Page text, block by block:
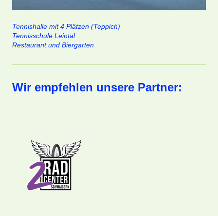
Tennishalle mit 4 Plätzen (Teppich)
Tennisschule Leintal
Restaurant und Biergarten
Wir empfehlen unsere Partner: